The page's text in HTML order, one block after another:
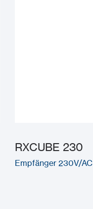
RXCUBE 230
Empfänger 230V/AC